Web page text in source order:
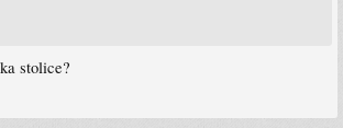
stolice?